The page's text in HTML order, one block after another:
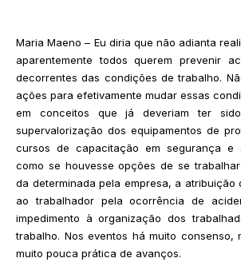
Maria Maeno – Eu diria que não adianta
aparentemente todos querem prevenir
decorrentes das condições de trabalho.
ações para efetivamente mudar essas
em conceitos que já deveriam ter
supervalorização dos equipamentos de
cursos de capacitação em segurança e
como se houvesse opções de se
da determinada pela empresa, a atribuição
ao trabalhador pela ocorrência de
impedimento à organização dos
trabalho. Nos eventos há muito consenso,
muito pouca prática de avanços.